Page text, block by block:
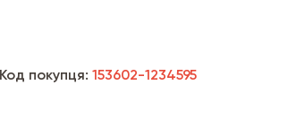
Код покупця: 153602-1234595